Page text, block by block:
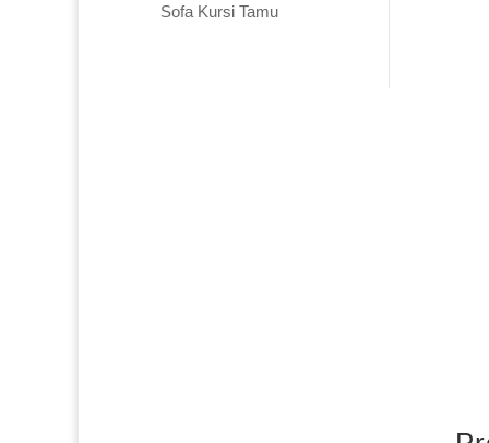
Sofa Kursi Tamu